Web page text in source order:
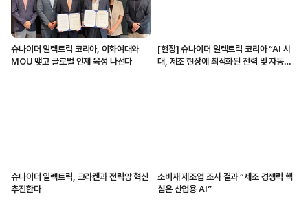
슈나이더 일렉트릭 코리아, 이화여대와
MOU 맺고 글로벌 인재 육성 나선다
[현장] 슈나이더 일렉트릭 코리아 “AI 시
대, 제조 현장에 최적화된 전력 및 자동화
슈나이더 일렉트릭, 크라켄과 전력망 혁신
추진한다
소비재 제조업 조사 결과 “제조 경쟁력 핵
심은 산업용 AI”